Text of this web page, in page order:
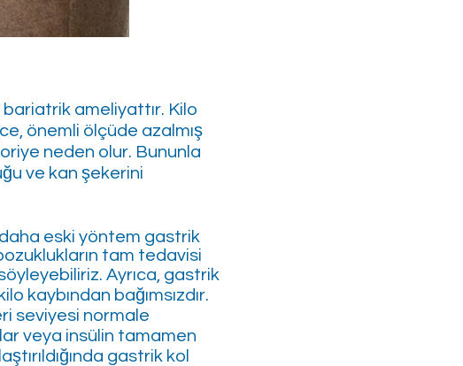
bariatrik ameliyattır. Kilo
önemli ölçüde azalmış
neden olur. Bununla
ve kan şekerini
daha eski yöntem gastrik
tam tedavisi
Ayrıca, gastrik
kaybından bağımsızdır.
seviyesi normale
veya insülin tamamen
gastrik kol